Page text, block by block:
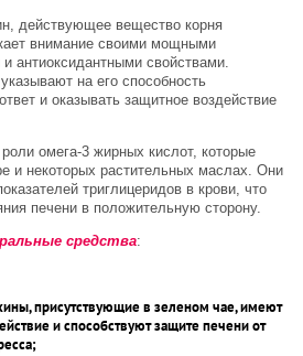
действующее вещество корня
внимание своими мощными
антиоксидантными свойствами.
на его способность
и оказывать защитное воздействие
омега-3 жирных кислот, которые
и некоторых растительных маслах. Они
триглицеридов в крови, что
печени в положительную сторону.
средства:
присутствующие в зеленом чае, имеют
и способствуют защите печени от